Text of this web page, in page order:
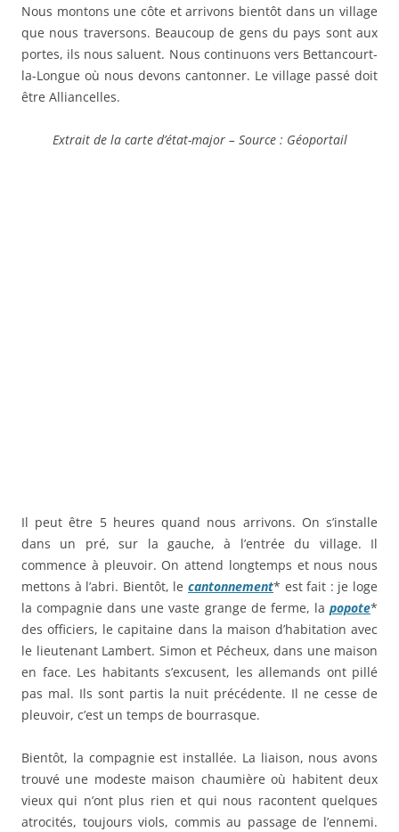
Nous montons une côte et arrivons bientôt dans un village
que nous traversons. Beaucoup de gens du pays sont aux
portes, ils nous saluent. Nous continuons vers Bettancourt-
la-Longue où nous devons cantonner. Le village passé doit
être Alliancelles.
Extrait de la carte d’état-major – Source : Géoportail
Il peut être 5 heures quand nous arrivons. On s’installe
dans un pré, sur la gauche, à l’entrée du village. Il
commence à pleuvoir. On attend longtemps et nous nous
mettons à l’abri. Bientôt, le cantonnement* est fait : je loge
la compagnie dans une vaste grange de ferme, la popote*
des officiers, le capitaine dans la maison d’habitation avec
le lieutenant Lambert. Simon et Pécheux, dans une maison
en face. Les habitants s’excusent, les allemands ont pillé
pas mal. Ils sont partis la nuit précédente. Il ne cesse de
pleuvoir, c’est un temps de bourrasque.
Bientôt, la compagnie est installée. La liaison, nous avons
trouvé une modeste maison chaumière où habitent deux
vieux qui n’ont plus rien et qui nous racontent quelques
atrocités, toujours viols, commis au passage de l’ennemi.